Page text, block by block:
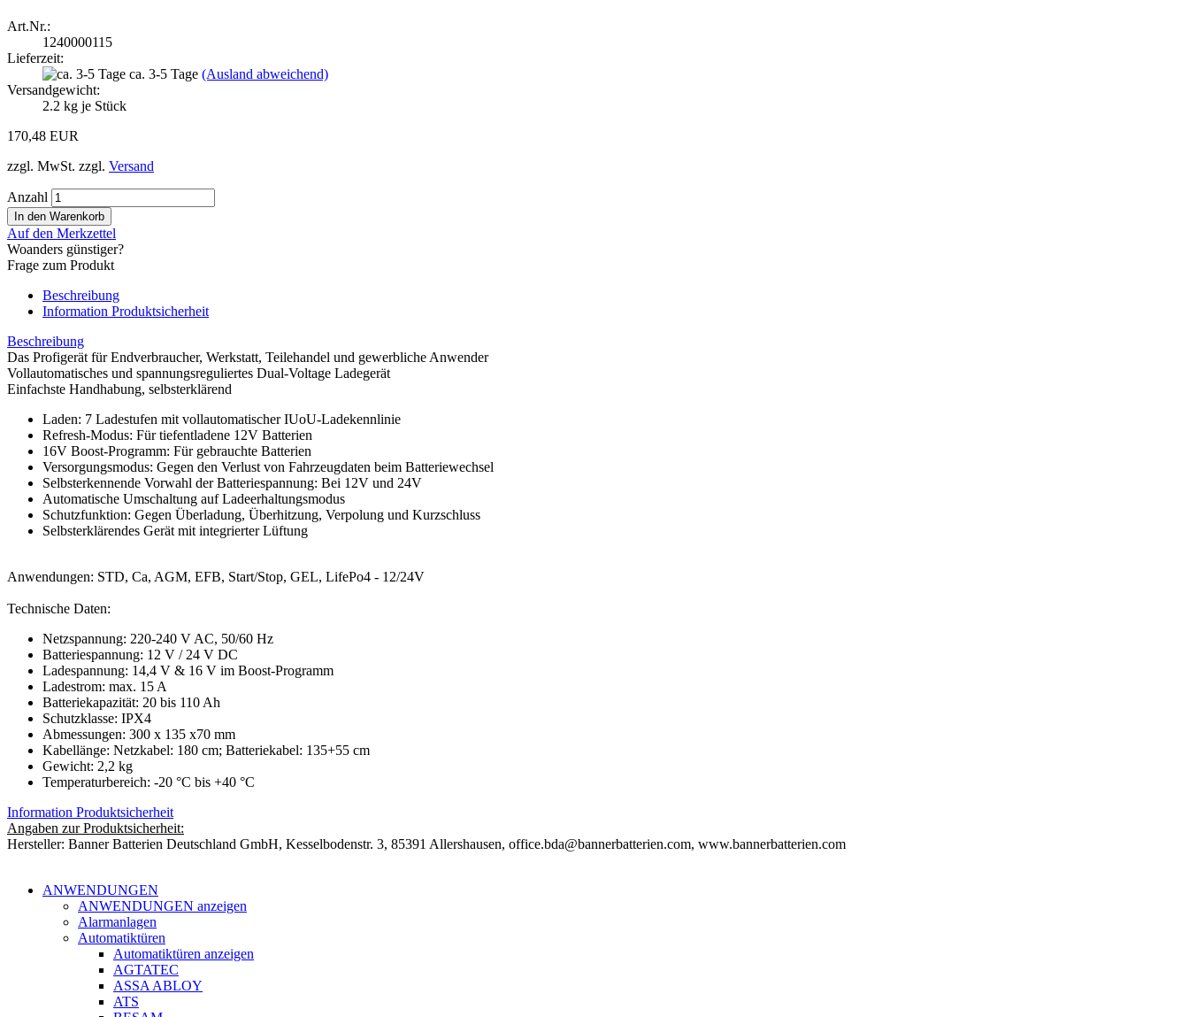
Art.Nr.:
1240000115
Lieferzeit:
ca. 3-5 Tage (Ausland abweichend)
Versandgewicht:
2.2 kg je Stück
170,48 EUR
zzgl. MwSt. zzgl. Versand
Anzahl
Auf den Merkzettel
Woanders günstiger?
Frage zum Produkt
Beschreibung
Information Produktsicherheit
Beschreibung
Das Profigerät für Endverbraucher, Werkstatt, Teilehandel und gewerbliche Anwender
Vollautomatisches und spannungsreguliertes Dual-Voltage Ladegerät
Einfachste Handhabung, selbsterklärend
Laden: 7 Ladestufen mit vollautomatischer IUoU-Ladekennlinie
Refresh-Modus: Für tiefentladene 12V Batterien
16V Boost-Programm: Für gebrauchte Batterien
Versorgungsmodus: Gegen den Verlust von Fahrzeugdaten beim Batteriewechsel
Selbsterkennende Vorwahl der Batteriespannung: Bei 12V und 24V
Automatische Umschaltung auf Ladeerhaltungsmodus
Schutzfunktion: Gegen Überladung, Überhitzung, Verpolung und Kurzschluss
Selbsterklärendes Gerät mit integrierter Lüftung
Anwendungen: STD, Ca, AGM, EFB, Start/Stop, GEL, LifePo4 - 12/24V
Technische Daten:
Netzspannung: 220-240 V AC, 50/60 Hz
Batteriespannung: 12 V / 24 V DC
Ladespannung: 14,4 V & 16 V im Boost-Programm
Ladestrom: max. 15 A
Batteriekapazität: 20 bis 110 Ah
Schutzklasse: IPX4
Abmessungen: 300 x 135 x70 mm
Kabellänge: Netzkabel: 180 cm; Batteriekabel: 135+55 cm
Gewicht: 2,2 kg
Temperaturbereich: -20 °C bis +40 °C
Information Produktsicherheit
Angaben zur Produktsicherheit:
Hersteller: Banner Batterien Deutschland GmbH, Kesselbodenstr. 3, 85391 Allershausen, office.bda@bannerbatterien.com, www.bannerbatterien.com
ANWENDUNGEN
ANWENDUNGEN anzeigen
Alarmanlagen
Automatiktüren
Automatiktüren anzeigen
AGTATEC
ASSA ABLOY
ATS